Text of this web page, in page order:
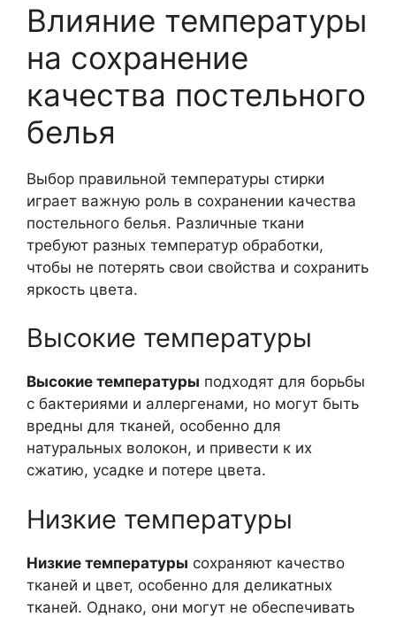
Влияние температуры
на сохранение
качества постельного
белья
Выбор правильной температуры стирки
играет важную роль в сохранении качества
постельного белья. Различные ткани
требуют разных температур обработки,
чтобы не потерять свои свойства и сохранить
яркость цвета.
Высокие температуры
Высокие температуры подходят для борьбы
с бактериями и аллергенами, но могут быть
вредны для тканей, особенно для
натуральных волокон, и привести к их
сжатию, усадке и потере цвета.
Низкие температуры
Низкие температуры сохраняют качество
тканей и цвет, особенно для деликатных
тканей. Однако, они могут не обеспечивать